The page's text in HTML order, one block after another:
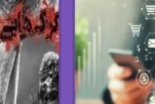
اصغر زاده
اکرم محمدی
الف صاد